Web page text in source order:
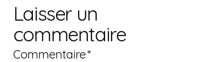
Laisser un
commentaire
Commentaire*